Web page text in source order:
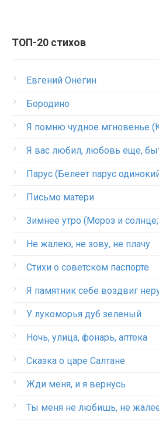
ТОП-20 стихов
Евгений Онегин
Бородино
Я помню чудное мгновенье
Я вас любил, любовь еще,
Парус (Белеет парус
Письмо матери
Зимнее утро (Мороз и
Не жалею, не зову, не плачу
Стихи о советском паспорте
Я памятник себе воздвиг
У лукоморья дуб зеленый
Ночь, улица, фонарь, аптека
Сказка о царе Салтане
Жди меня, и я вернусь
Ты меня не любишь, не